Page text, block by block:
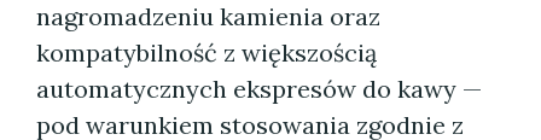
nagromadzeniu kamienia oraz
kompatybilność z większością
automatycznych ekspresów do kawy —
pod warunkiem stosowania zgodnie z